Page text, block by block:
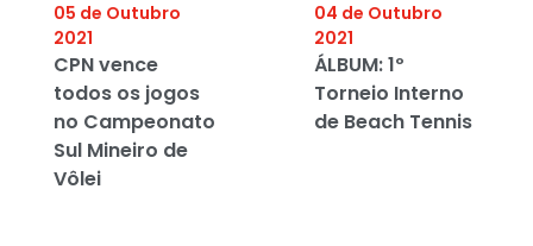
05 de Outubro
2021
CPN vence
todos os jogos
no Campeonato
Sul Mineiro de
Vôlei
04 de Outubro
2021
ÁLBUM: 1º
Torneio Interno
de Beach Tennis